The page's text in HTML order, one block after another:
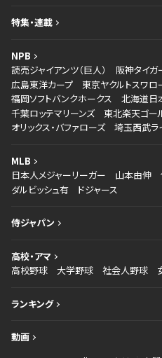
特集・連載
NPB
読売ジャイアンツ（巨人）
阪神タイガ
広島東洋カープ
東京ヤクルトスワロ
福岡ソフトバンクホークス
北海道日
千葉ロッテマリーンズ
東北楽天ゴー
オリックス・バファローズ
埼玉西武ラ
MLB
日本人メジャーリーガー
山本由伸
ダルビッシュ有
ドジャース
侍ジャパン
高校・アマ
高校野球
大学野球 社会人野球
ランキング
動画